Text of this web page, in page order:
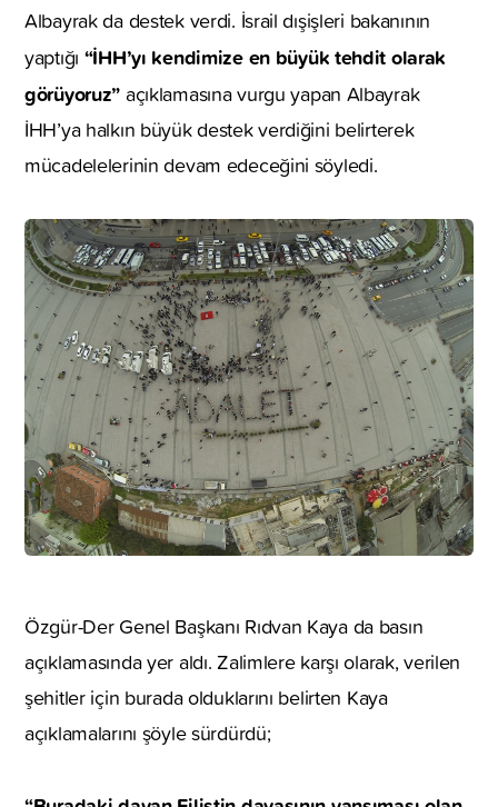
Albayrak da destek verdi. İsrail dışişleri bakanının
yaptığı “İHH’yı kendimize en büyük tehdit olarak
görüyoruz” açıklamasına vurgu yapan Albayrak
İHH’ya halkın büyük destek verdiğini belirterek
mücadelelerinin devam edeceğini söyledi.
Özgür-Der Genel Başkanı Rıdvan Kaya da basın
açıklamasında yer aldı. Zalimlere karşı olarak, verilen
şehitler için burada olduklarını belirten Kaya
açıklamalarını şöyle sürdürdü;